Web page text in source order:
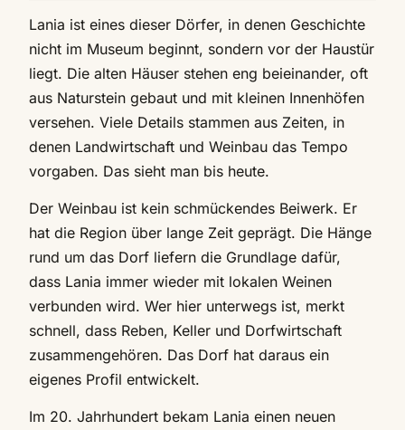
Lania ist eines dieser Dörfer, in denen Geschichte
nicht im Museum beginnt, sondern vor der Haustür
liegt. Die alten Häuser stehen eng beieinander, oft
aus Naturstein gebaut und mit kleinen Innenhöfen
versehen. Viele Details stammen aus Zeiten, in
denen Landwirtschaft und Weinbau das Tempo
vorgaben. Das sieht man bis heute.
Der Weinbau ist kein schmückendes Beiwerk. Er
hat die Region über lange Zeit geprägt. Die Hänge
rund um das Dorf liefern die Grundlage dafür,
dass Lania immer wieder mit lokalen Weinen
verbunden wird. Wer hier unterwegs ist, merkt
schnell, dass Reben, Keller und Dorfwirtschaft
zusammengehören. Das Dorf hat daraus ein
eigenes Profil entwickelt.
Im 20. Jahrhundert bekam Lania einen neuen